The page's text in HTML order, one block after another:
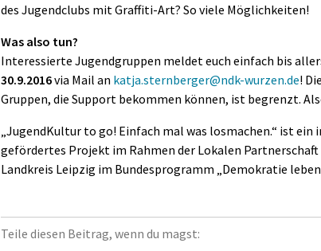
des Jugendclubs mit Graffiti-Art? So viele Möglichkeiten!
Was also tun?
Interessierte Jugendgruppen meldet euch einfach bis
30.9.2016via Mail an katja.sternberger@ndk-wurzen.de!
Gruppen, die Support bekommen können, ist begrenzt.
„JugendKultur to go! Einfach mal was losmachen.“ ist ein
gefördertes Projekt im Rahmen der Lokalen
Landkreis Leipzig im Bundesprogramm „Demokratie
Teile diesen Beitrag, wenn du magst: